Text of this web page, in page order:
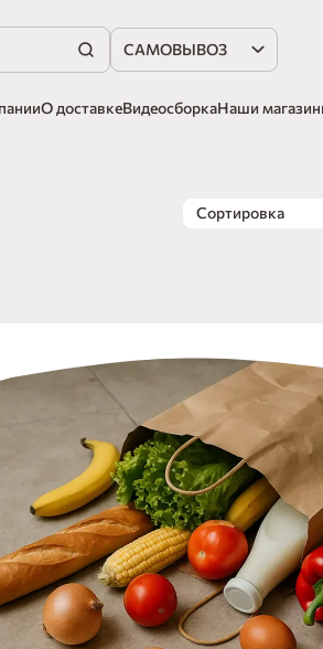
САМОВЫВОЗ
О доставкеВидеосборкаНаши
Сортировка